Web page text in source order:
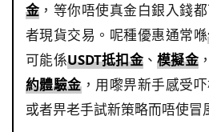
金 ，等你唔使真金白銀入錢
者現貨交易。呢種優惠通常喺
可能係USDT抵扣金、 模擬金
約體驗金，用嚟畀新手感受
或者畀老手試新策略而唔使冒